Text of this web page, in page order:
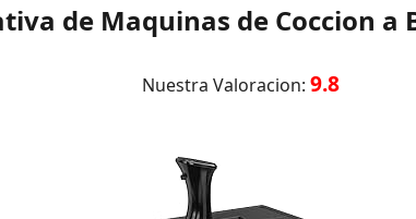
de Maquinas de Coccion a
Nuestra Valoracion: 9.8